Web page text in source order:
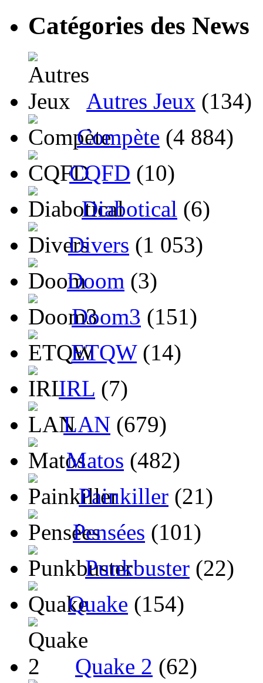
Catégories des News
Autres Jeux (134)
Compète (4 884)
CQFD (10)
Diabotical (6)
Divers (1 053)
Doom (3)
Doom3 (151)
ETQW(14)
IRL (7)
LAN (679)
Matos (482)
Painkiller (21)
Pensées (101)
Punkbuster (22)
Quake (154)
Quake 2 (62)